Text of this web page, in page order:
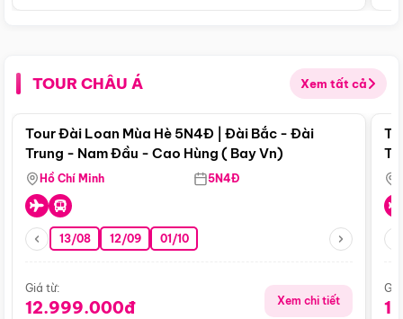
TOUR CHÂU Á Xem tất cả
Điểm nổi bật
Tour Đài Loan Mùa Hè 5N4Đ | Đài Bắc - Đài
Trung - Nam Đầu - Cao Hùng ( Bay Vn)
Hồ Chí Minh 5N4Đ
13/08 12/09 01/10
Giá từ:
12.999.000đ Xem chi tiết